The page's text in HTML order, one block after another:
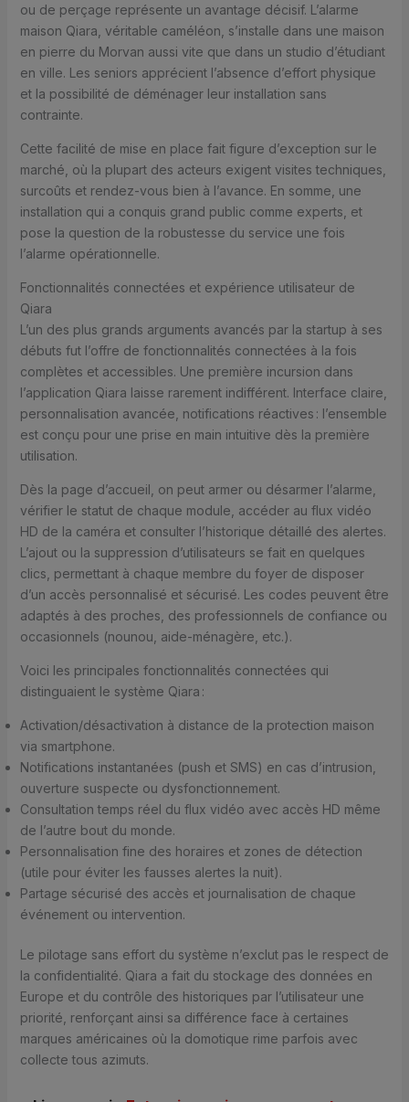
ou de perçage représente un avantage décisif. L’alarme
maison Qiara, véritable caméléon, s’installe dans une maison
en pierre du Morvan aussi vite que dans un studio d’étudiant
en ville. Les seniors apprécient l’absence d’effort physique
et la possibilité de déménager leur installation sans
contrainte.
Cette facilité de mise en place fait figure d’exception sur le
marché, où la plupart des acteurs exigent visites techniques,
surcoûts et rendez-vous bien à l’avance. En somme, une
installation qui a conquis grand public comme experts, et
pose la question de la robustesse du service une fois
l’alarme opérationnelle.
Fonctionnalités connectées et expérience utilisateur de
Qiara
L’un des plus grands arguments avancés par la startup à ses
débuts fut l’offre de fonctionnalités connectées à la fois
complètes et accessibles. Une première incursion dans
l’application Qiara laisse rarement indifférent. Interface claire,
personnalisation avancée, notifications réactives : l’ensemble
est conçu pour une prise en main intuitive dès la première
utilisation.
Dès la page d’accueil, on peut armer ou désarmer l’alarme,
vérifier le statut de chaque module, accéder au flux vidéo
HD de la caméra et consulter l’historique détaillé des alertes.
L’ajout ou la suppression d’utilisateurs se fait en quelques
clics, permettant à chaque membre du foyer de disposer
d’un accès personnalisé et sécurisé. Les codes peuvent être
adaptés à des proches, des professionnels de confiance ou
occasionnels (nounou, aide-ménagère, etc.).
Voici les principales fonctionnalités connectées qui
distinguaient le système Qiara :
Activation/désactivation à distance de la protection maison
via smartphone.
Notifications instantanées (push et SMS) en cas d’intrusion,
ouverture suspecte ou dysfonctionnement.
Consultation temps réel du flux vidéo avec accès HD même
de l’autre bout du monde.
Personnalisation fine des horaires et zones de détection
(utile pour éviter les fausses alertes la nuit).
Partage sécurisé des accès et journalisation de chaque
événement ou intervention.
Le pilotage sans effort du système n’exclut pas le respect de
la confidentialité. Qiara a fait du stockage des données en
Europe et du contrôle des historiques par l’utilisateur une
priorité, renforçant ainsi sa différence face à certaines
marques américaines où la domotique rime parfois avec
collecte tous azimuts.